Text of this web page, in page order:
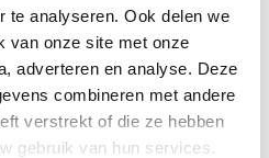
te analyseren. Ook delen we
van onze site met onze
adverteren en analyse. Deze
combineren met andere
verstrekt of die ze hebben
gebruik van hun services.